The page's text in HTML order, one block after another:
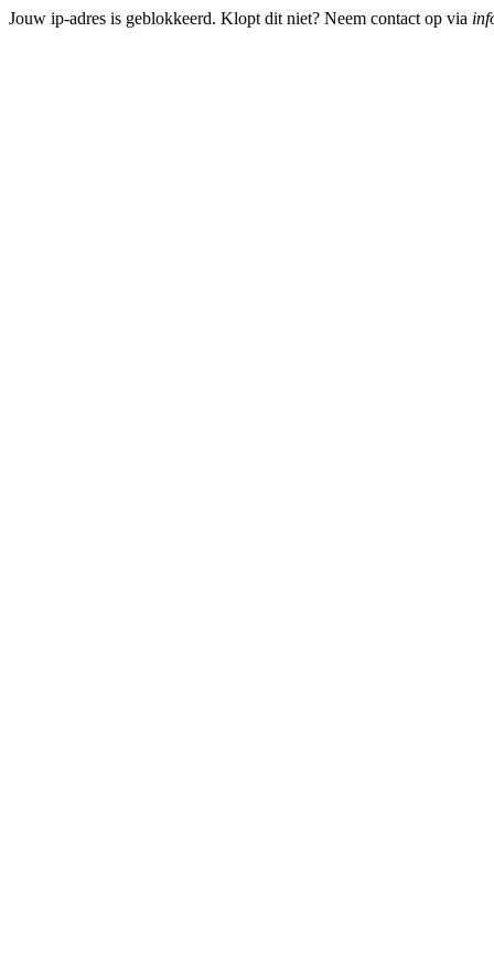
Jouw ip-adres is geblokkeerd. Klopt dit niet? Neem contact op via